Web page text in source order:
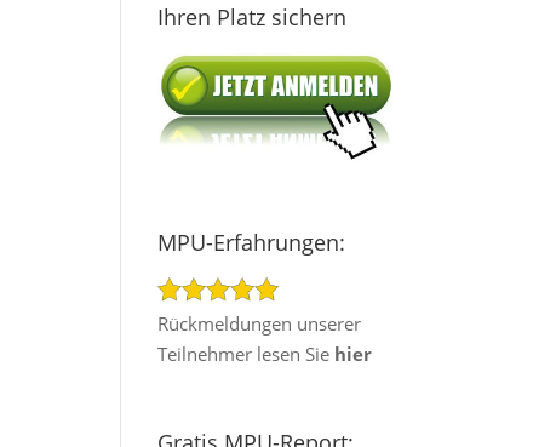
Ihren Platz sichern
MPU-Erfahrungen:
Rückmeldungen unserer
Teilnehmer lesen Sie hier